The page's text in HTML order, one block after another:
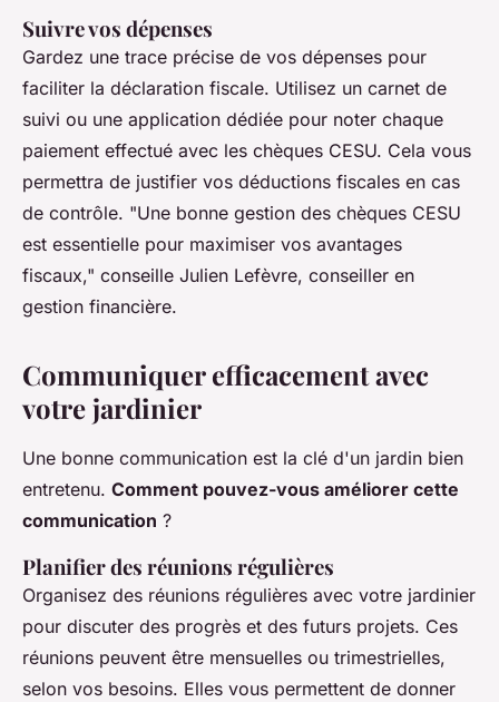
Suivre vos dépenses
Gardez une trace précise de vos dépenses pour
faciliter la déclaration fiscale. Utilisez un carnet de
suivi ou une application dédiée pour noter chaque
paiement effectué avec les chèques CESU. Cela vous
permettra de justifier vos déductions fiscales en cas
de contrôle. "Une bonne gestion des chèques CESU
est essentielle pour maximiser vos avantages
fiscaux," conseille Julien Lefèvre, conseiller en
gestion financière.
Communiquer efficacement avec
votre jardinier
Une bonne communication est la clé d'un jardin bien
entretenu. Comment pouvez-vous améliorer cette
communication ?
Planifier des réunions régulières
Organisez des réunions régulières avec votre jardinier
pour discuter des progrès et des futurs projets. Ces
réunions peuvent être mensuelles ou trimestrielles,
selon vos besoins. Elles vous permettent de donner